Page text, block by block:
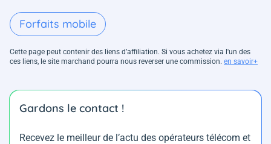
Forfaits mobile
Cette page peut contenir des liens d’affiliation. Si vous achetez via l'un des
ces liens, le site marchand pourra nous reverser une commission. en savoir+
Gardons le contact !
Recevez le meilleur de l’actu des opérateurs télécom et